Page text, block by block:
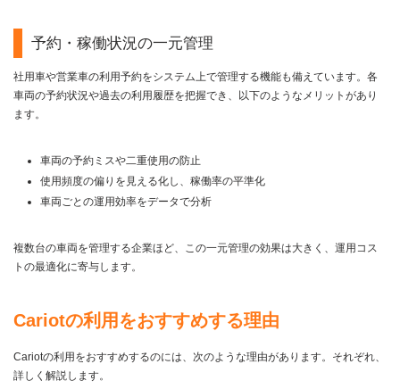
予約・稼働状況の一元管理
社用車や営業車の利用予約をシステム上で管理する機能も備えています。各
車両の予約状況や過去の利用履歴を把握でき、以下のようなメリットがあり
ます。
車両の予約ミスや二重使用の防止
使用頻度の偏りを見える化し、稼働率の平準化
車両ごとの運用効率をデータで分析
複数台の車両を管理する企業ほど、この一元管理の効果は大きく、運用コス
トの最適化に寄与します。
Cariotの利用をおすすめする理由
Cariotの利用をおすすめするのには、次のような理由があります。それぞれ、
詳しく解説します。